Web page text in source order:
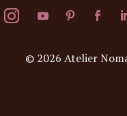
© 2026 Atelier